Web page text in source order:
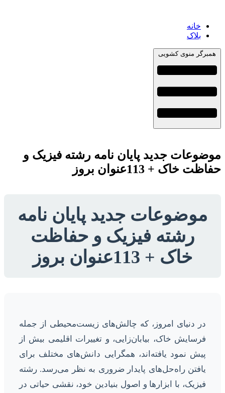
خانه
بلاک
همبرگر منوی کشویی
موضوعات جدید پایان نامه رشته فیزیک و
حفاظت خاک + 113عنوان بروز
موضوعات جدید پایان نامه
رشته فیزیک و حفاظت
خاک + 113عنوان بروز
در دنیای امروز، که چالش‌های زیست‌محیطی از جمله
فرسایش خاک، بیابان‌زایی، و تغییرات اقلیمی بیش از
پیش نمود یافته‌اند، همگرایی دانش‌های مختلف برای
یافتن راه‌حل‌های پایدار ضروری به نظر می‌رسد. رشته
فیزیک، با ابزارها و اصول بنیادین خود، نقشی حیاتی در